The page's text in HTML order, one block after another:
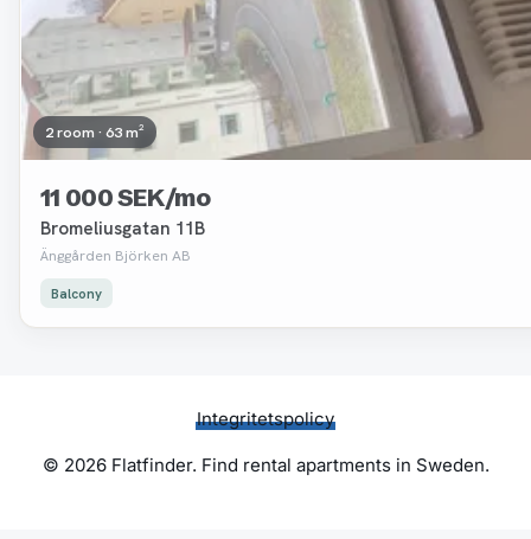
2 room · 63 m²
11 000 SEK/mo
Bromeliusgatan 11B
Änggården Björken AB
Balcony
Integritetspolicy
© 2026 Flatfinder. Find rental apartments in Sweden.